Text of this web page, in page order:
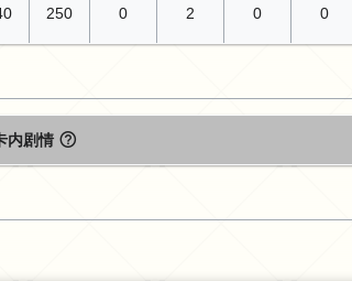
250 0 2 0 0
内剧情